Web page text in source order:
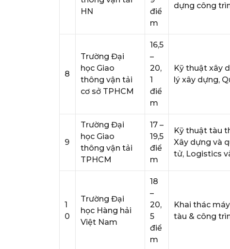
HN
điể
m
dựng công
8
Trường Đại
học Giao
thông vận tải
cơ sở TPHCM
16,5
–
20,
1
điể
m
Kỹ thuật xây
lý xây dựng,
9
Trường Đại
học Giao
thông vận tải
TPHCM
17 –
19,5
điể
m
Kỹ thuật tàu
Xây dựng và
tử, Logistics
1
0
Trường Đại
học Hàng hải
Việt Nam
18
–
20,
5
điể
m
Khai thác
tàu & công